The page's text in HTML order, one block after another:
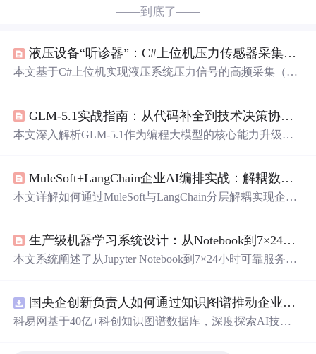
——到底了——
液压设备“听诊器”：C#上位机压力传感器采集与故障预诊断实战
本文基于C#上位机实现液压系统压力信号的高频采集（≥5
校正、动态基线自学习、特征工程与工程避坑（传感器频
响、接地屏蔽、存储分级），支撑泵磨损、阀芯卡滞、内
GLM-5.1实战指南：从代码补全到技术决策协作者
本文深入解析GLM-5.1作为编程大模型的核心能力升级，
插件集成、上下文感知配置、Prompt模板预设）、高阶应
用（遗留系统反向工程、可验证单元测试生成、跨语言AP
作者的角色转变。
MuleSoft+LangChain企业AI编排实战：解耦数据通道与AI推理
本文详解如何通过MuleSoft与LangChain分层解耦实现企业
层，专注动态Prompt工程、多步RAG推理链与有状态对话
管理。实践覆盖Salesforce到CRM挽留邮件的11步端到端链
生产级机器学习系统设计：从Notebook到7×24小时可靠服务
本文系统阐述了从Jupyter Notebook到7×24小时可靠服务的
证与压力测试、合规治理等核心环节。强调部署即系统契
约、降级为主干设计原则、延迟即业务生命线、监控需转
国央企创新负责人如何通过知识图谱推动企业技术创新与外部资源高效对接？.docx
科易网基于40亿+科创知识图谱数据库，深度探索AI技术